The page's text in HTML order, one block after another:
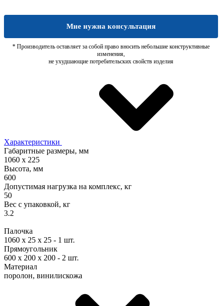
Мне нужна консультация
* Производитель оставляет за собой право вносить небольшие конструктивные
изменения,
не ухудшающие потребительских свойств изделия
Характеристики
Габаритные размеры, мм
1060 x 225
Высота, мм
600
Допустимая нагрузка на комплекс, кг
50
Вес с упаковкой, кг
3.2
Палочка
1060 x 25 x 25 - 1 шт.
Прямоугольник
600 х 200 х 200 - 2 шт.
Материал
поролон, винилискожа